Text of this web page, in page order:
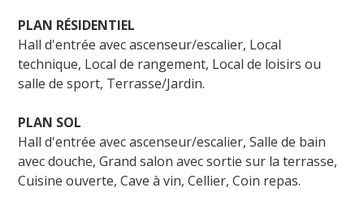
PLAN RÉSIDENTIEL
Hall d'entrée avec ascenseur/escalier, Local
technique, Local de rangement, Local de loisirs ou
salle de sport, Terrasse/Jardin.
PLAN SOL
Hall d'entrée avec ascenseur/escalier, Salle de bain
avec douche, Grand salon avec sortie sur la terrasse,
Cuisine ouverte, Cave à vin, Cellier, Coin repas.